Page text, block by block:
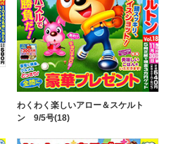
わくわく楽しいアロー＆スケルト
ン 9/5号(18)